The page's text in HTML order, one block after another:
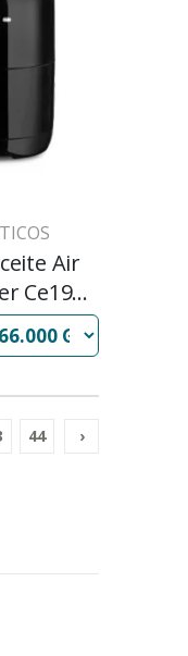
Air
Ce191
Negro
44 ›